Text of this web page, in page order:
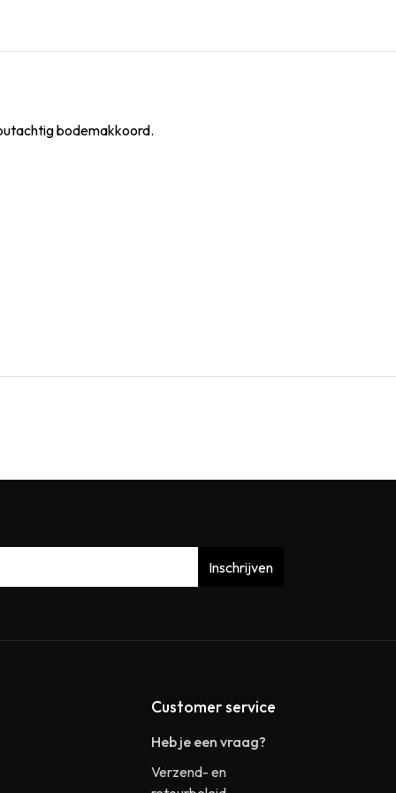
bodemakkoord.
Inschrijven
Customer service
Heb je een vraag?
Verzend- en